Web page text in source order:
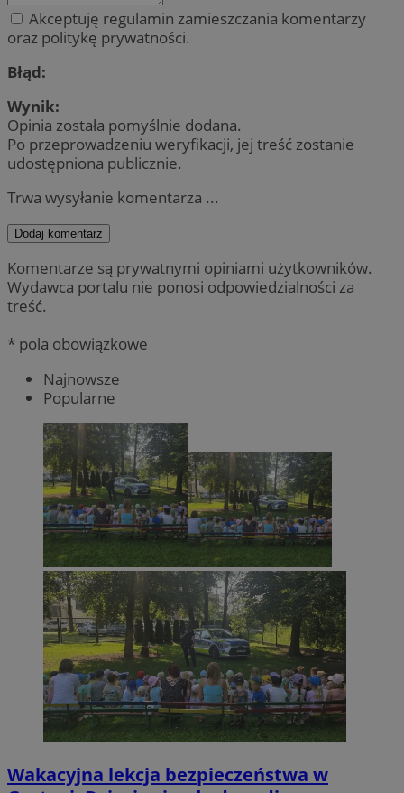
Akceptuję regulamin zamieszczania komentarzy
oraz politykę prywatności.
Błąd:
Wynik:
Opinia została pomyślnie dodana.
Po przeprowadzeniu weryfikacji, jej treść zostanie
udostępniona publicznie.
Trwa wysyłanie komentarza ...
Dodaj komentarz
Komentarze są prywatnymi opiniami użytkowników.
Wydawca portalu nie ponosi odpowiedzialności za
treść.
* pola obowiązkowe
Najnowsze
Popularne
Wakacyjna lekcja bezpieczeństwa w